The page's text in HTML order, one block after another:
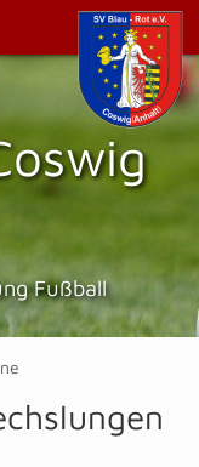
Fußball